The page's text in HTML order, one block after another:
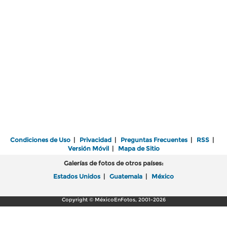
Condiciones de Uso | Privacidad | Preguntas Frecuentes | RSS |
Versión Móvil| Mapa de Sitio
Galerías de fotos de otros países:
Estados Unidos | Guatemala | México
Copyright © MéxicoEnFotos, 2001-2026